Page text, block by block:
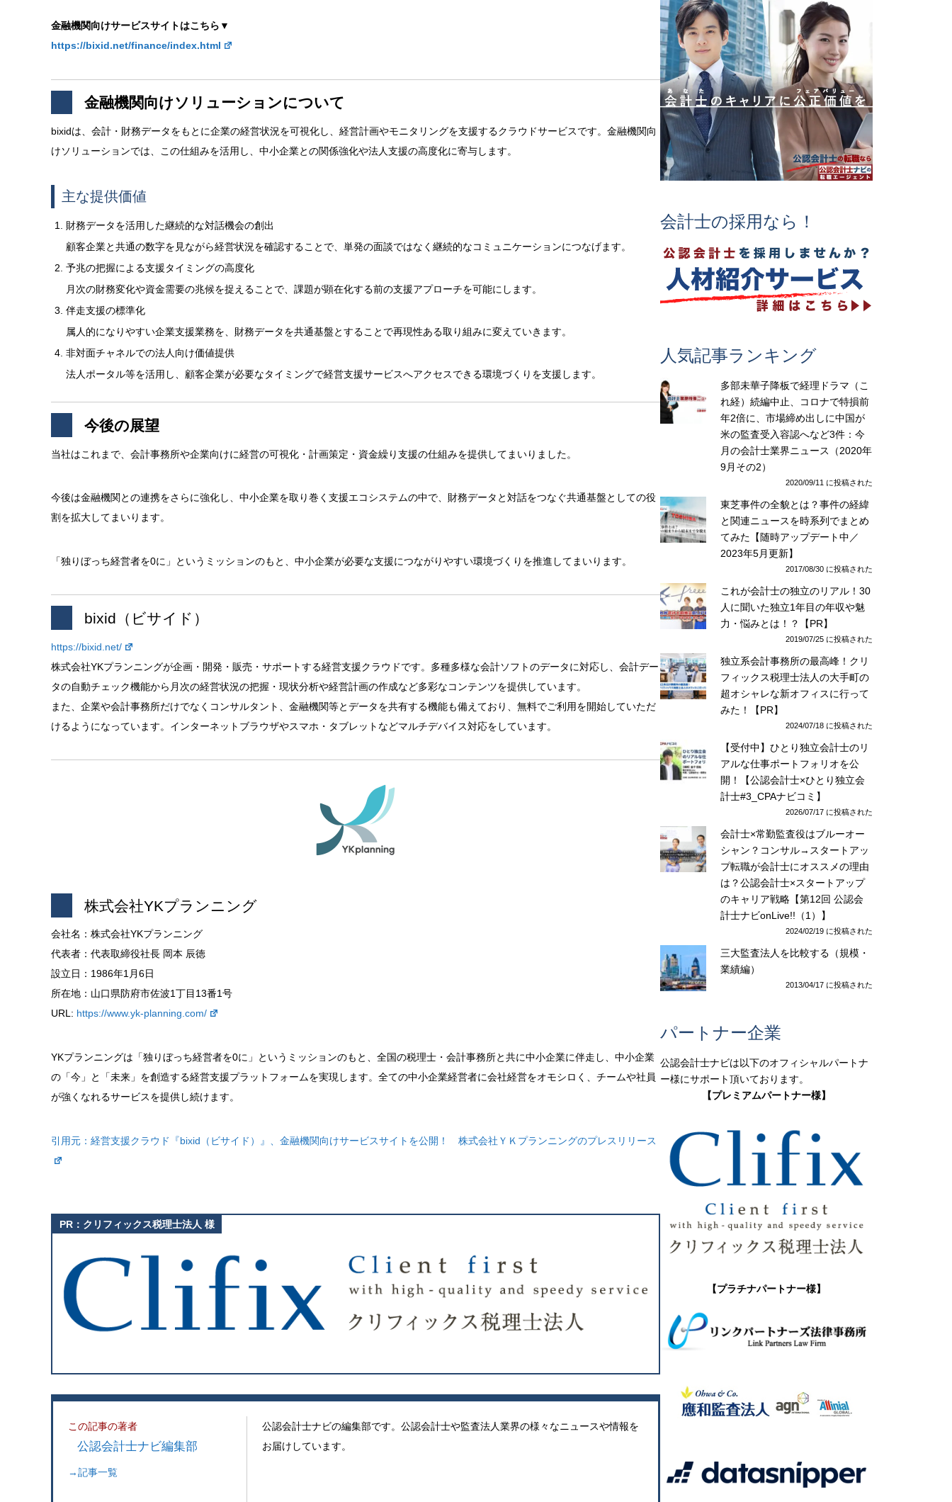
金融機関向けサービスサイトはこちら▼
https://bixid.net/finance/index.html
金融機関向けソリューションについて
bixidは、会計・財務データをもとに企業の経営状況を可視化し、経営計画やモニタリングを支援するクラウドサービスです。金融機関向
けソリューションでは、この仕組みを活用し、中小企業との関係強化や法人支援の高度化に寄与します。
主な提供価値
財務データを活用した継続的な対話機会の創出
顧客企業と共通の数字を見ながら経営状況を確認することで、単発の面談ではなく継続的なコミュニケーションにつなげます。
予兆の把握による支援タイミングの高度化
月次の財務変化や資金需要の兆候を捉えることで、課題が顕在化する前の支援アプローチを可能にします。
伴走支援の標準化
属人的になりやすい企業支援業務を、財務データを共通基盤とすることで再現性ある取り組みに変えていきます。
非対面チャネルでの法人向け価値提供
法人ポータル等を活用し、顧客企業が必要なタイミングで経営支援サービスへアクセスできる環境づくりを支援します。
今後の展望
当社はこれまで、会計事務所や企業向けに経営の可視化・計画策定・資金繰り支援の仕組みを提供してまいりました。
今後は金融機関との連携をさらに強化し、中小企業を取り巻く支援エコシステムの中で、財務データと対話をつなぐ共通基盤としての役
割を拡大してまいります。
「独りぼっち経営者を0に」というミッションのもと、中小企業が必要な支援につながりやすい環境づくりを推進してまいります。
bixid（ビサイド）
https://bixid.net/
株式会社YKプランニングが企画・開発・販売・サポートする経営支援クラウドです。多種多様な会計ソフトのデータに対応し、会計デー
タの自動チェック機能から月次の経営状況の把握・現状分析や経営計画の作成など多彩なコンテンツを提供しています。
また、企業や会計事務所だけでなくコンサルタント、金融機関等とデータを共有する機能も備えており、無料でご利用を開始していただ
けるようになっています。インターネットブラウザやスマホ・タブレットなどマルチデバイス対応をしています。
株式会社YKプランニング
会社名：株式会社YKプランニング
代表者：代表取締役社長 岡本 辰徳
設立日：1986年1月6日
所在地：山口県防府市佐波1丁目13番1号
URL: https://www.yk-planning.com/
YKプランニングは「独りぼっち経営者を0に」というミッションのもと、全国の税理士・会計事務所と共に中小企業に伴走し、中小企業
の「今」と「未来」を創造する経営支援プラットフォームを実現します。全ての中小企業経営者に会社経営をオモシロく、チームや社員
が強くなれるサービスを提供し続けます。
引用元： 経営支援クラウド『bixid（ビサイド）』、金融機関向けサービスサイトを公開！ 株式会社ＹＫプランニングのプレスリリース
この記事の著者
公認会計士ナビ編集部
→記事一覧
公認会計士ナビの編集部です。公認会計士や監査法人業界の様々なニュースや情報を
お届けしています。
会計士の採用なら！
人気記事ランキング
多部未華子降板で経理ドラマ（こ
れ経）続編中止、コロナで特損前
年2倍に、市場締め出しに中国が
米の監査受入容認へなど3件：今
月の会計士業界ニュース（2020年
9月その2）
2020/09/11 に投稿された
東芝事件の全貌とは？事件の経緯
と関連ニュースを時系列でまとめ
てみた【随時アップデート中／
2023年5月更新】
2017/08/30 に投稿された
これが会計士の独立のリアル！30
人に聞いた独立1年目の年収や魅
力・悩みとは！？【PR】
2019/07/25 に投稿された
独立系会計事務所の最高峰！クリ
フィックス税理士法人の大手町の
超オシャレな新オフィスに行って
みた！【PR】
2024/07/18 に投稿された
【受付中】ひとり独立会計士のリ
アルな仕事ポートフォリオを公
開！【公認会計士×ひとり独立会
計士#3_CPAナビコミ】
2026/07/17 に投稿された
会計士×常勤監査役はブルーオー
シャン？コンサル→スタートアッ
プ転職が会計士にオススメの理由
は？公認会計士×スタートアップ
のキャリア戦略【第12回 公認会
計士ナビonLive!!（1）】
2024/02/19 に投稿された
三大監査法人を比較する（規模・
業績編）
2013/04/17 に投稿された
パートナー企業
公認会計士ナビは以下のオフィシャルパートナ
ー様にサポート頂いております。
【プレミアムパートナー様】
【プラチナパートナー様】